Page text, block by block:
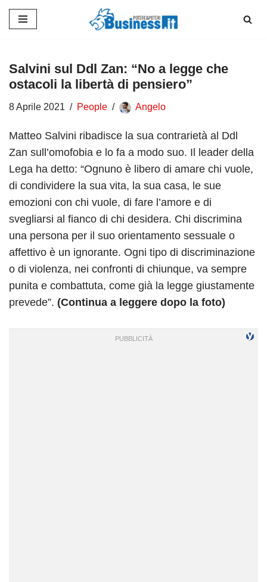
contenuto
Salvini sul Ddl Zan: “No a legge che
ostacoli la libertà di pensiero”
8 Aprile 2021 People Angelo
Matteo Salvini ribadisce la sua contrarietà al Ddl
Zan sull’omofobia e lo fa a modo suo. Il leader della
Lega ha detto: “Ognuno è libero di amare chi vuole,
di condividere la sua vita, la sua casa, le sue
emozioni con chi vuole, di fare l’amore e di
svegliarsi al fianco di chi desidera. Chi discrimina
una persona per il suo orientamento sessuale o
affettivo è un ignorante. Ogni tipo di discriminazione
o di violenza, nei confronti di chiunque, va sempre
punita e combattuta, come già la legge giustamente
prevede”. (Continua a leggere dopo la foto)